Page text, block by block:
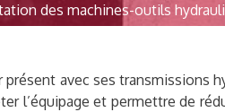
des machines-outils
avec ses transmissions
l’équipage et permettre de